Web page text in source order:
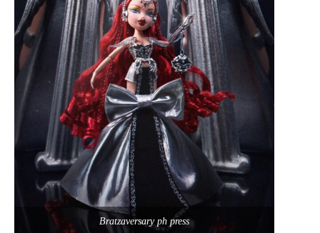
Bratzaversary ph press